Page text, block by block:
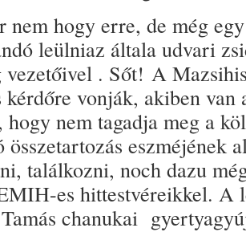
nem hogy erre, de még
leülniaz általa udvari
vezetőivel . Sőt! A
kérdőre vonják, akiben van
hogy nem tagadja meg a
összetartozás eszméjének
találkozni, noch dazu
es hittestvéreikkel. A
chanukai